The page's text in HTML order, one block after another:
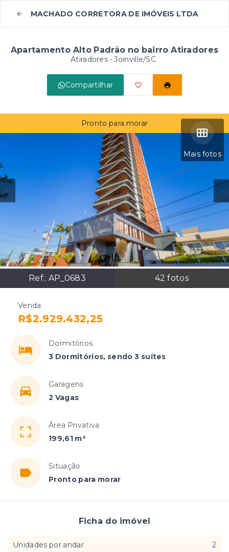
MACHADO CORRETORA DE IMÓVEIS LTDA
Apartamento Alto Padrão no bairro Atiradores
Atiradores - Joinville/SC
Compartilhar
Mais fotos
Ref.: AP_0683 42 fotos
Pronto para morar
Venda
R$2.929.432,25
Dormitórios
3 Dormitórios, sendo 3 suítes
Garagens
2 Vagas
Área Privativa
199,61 m²
Situação
Pronto para morar
Ficha do imóvel
Unidades por andar
2